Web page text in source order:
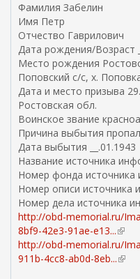
Фамилия Забелин
Имя Петр
Отчество Гаврилович
Дата рождения/Возраст
Место рождения
Поповский с/с, х.
Дата и место призыва
Ростовская обл.
Воинское звание
Причина выбытия
Дата выбытия __.01.1943
Название источника
Номер фонда источника
Номер описи источника
Номер дела источника
http://obd-memorial.ru/
8bf9-42e3-91ae-e13...(
в
н
http://obd-memorial.ru/
911b-4cc8-ab0d-8eb...(